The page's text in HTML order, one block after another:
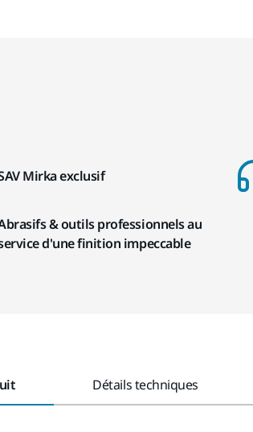
Mirka exclusif
& outils professionnels au
d'une finition impeccable
Détails techniques